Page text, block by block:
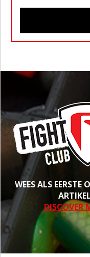
WEES ALS EERSTE
DISCOVER